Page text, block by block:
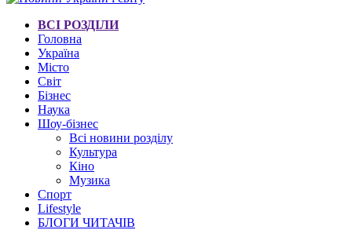
ВСІ РОЗДІЛИ
Головна
Україна
Місто
Світ
Бізнес
Наука
Шоу-бізнес
Всі новини розділу
Культура
Кіно
Музика
Спорт
Lifestyle
БЛОГИ ЧИТАЧІВ